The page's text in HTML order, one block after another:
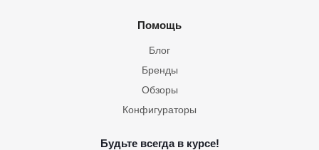
Помощь
Блог
Бренды
Обзоры
Конфигураторы
Будьте всегда в курсе!